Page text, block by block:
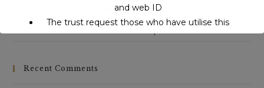
Miracle Siddhars | அதிசய சித்தர்கள்
Recent Comments
and web ID
The trust request those who have utilise this
service may support to continue this service.
This will close in